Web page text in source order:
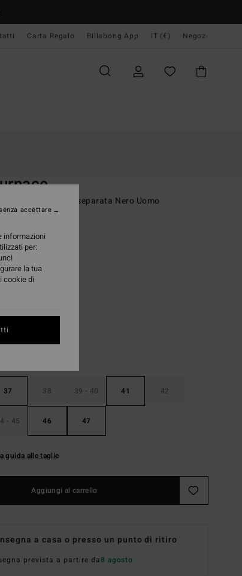
Carta Regalo Billabong App IT (€) Negozi
muta con punta separata Nero Uomo
37 38 39 - 40 41 42
- 45 46 47
guida alle taglie
Aggiungi al carrello
a casa o presso un punto di ritiro
prevista a partire da8 agosto
informazioni
per:
la tua
cookie di
accettare